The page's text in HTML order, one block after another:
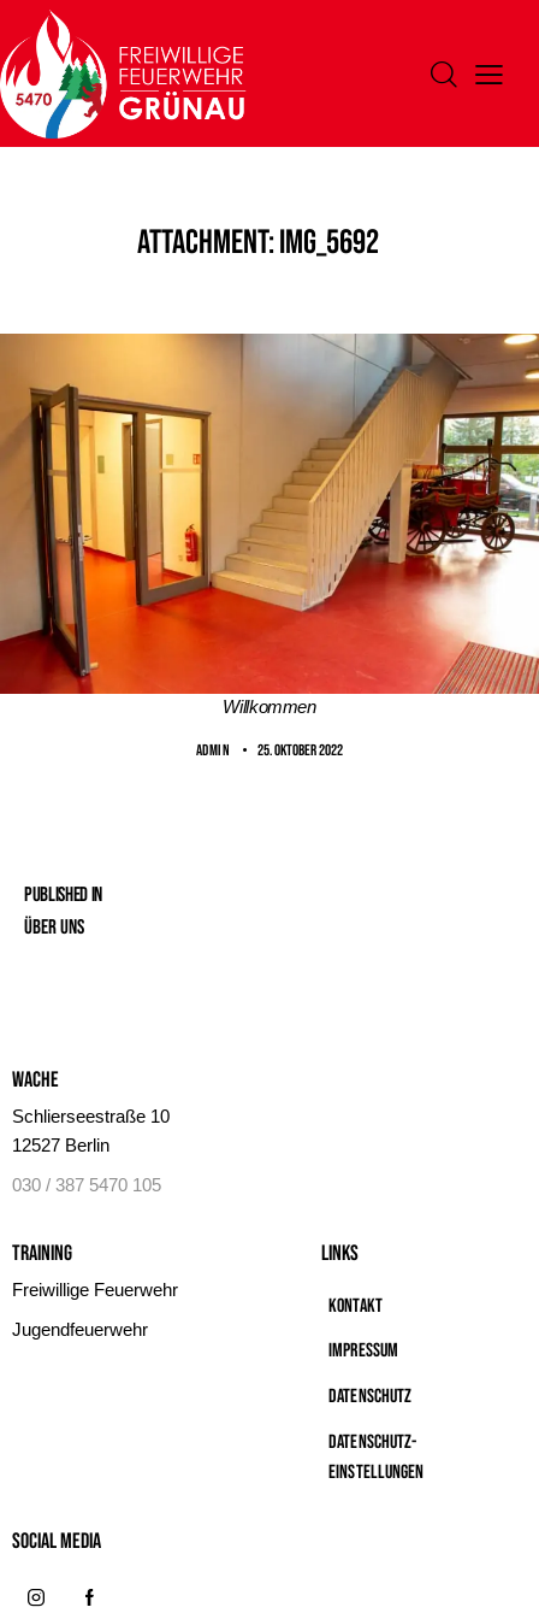
Attachment: IMG_5692
Willkommen
ADMIN 25. Oktober 2022
Published in
Über uns
Wache
Schlierseestraße 10
12527 Berlin
030 / 387 5470 105
Training
Freiwillige Feuerwehr
Jugendfeuerwehr
Links
Kontakt
Impressum
Datenschutz
Datenschutz-
Einstellungen
Social MeDIA